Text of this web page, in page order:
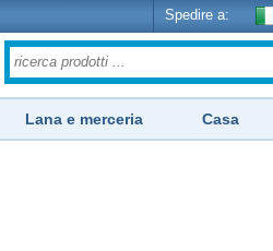
Spedire a:
Lana e merceria Casa